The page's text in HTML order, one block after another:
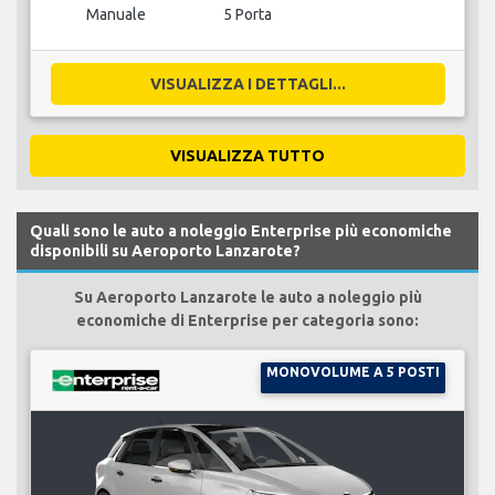
Manuale 5 Porta
VISUALIZZA I DETTAGLI...
VISUALIZZA TUTTO
Quali sono le auto a noleggio Enterprise più economiche
disponibili su Aeroporto Lanzarote?
Su Aeroporto Lanzarote le auto a noleggio più
economiche di Enterprise per categoria sono:
MONOVOLUME A 5 POSTI